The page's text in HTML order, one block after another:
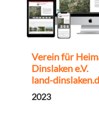
Verein für
Dinslaken e.V.
land-
2023